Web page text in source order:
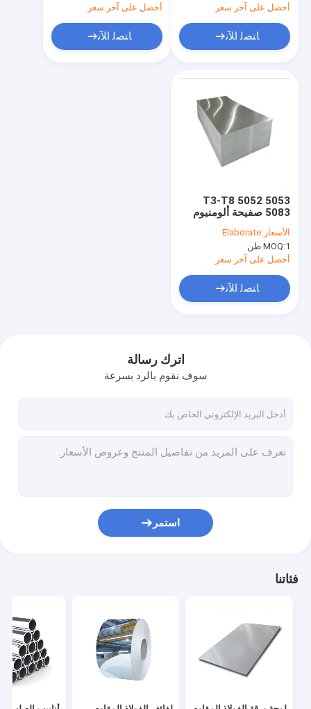
أحصل على آخر سعر
ﺎﺘﺼﻟ ﺍﻶﻧ
أحصل على آخر سعر
ﺎﺘﺼﻟ ﺍﻶﻧ
T3-T8 5052 5053
5083 صفيحة ألومنيوم
مم
الأسعار:Elaborate
MOQ:1 طن
أحصل على آخر سعر
ﺎﺘﺼﻟ ﺍﻶﻧ
اترك رسالة
سوف نقوم بالرد بسرعة
استمر
فئاتنا